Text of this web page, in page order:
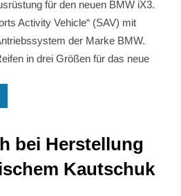
für den neuen BMW iX3.
Activity Vehicle“ (SAV) mit
der Marke BMW.
in drei Größen für das neue
bei Herstellung
Kautschuk